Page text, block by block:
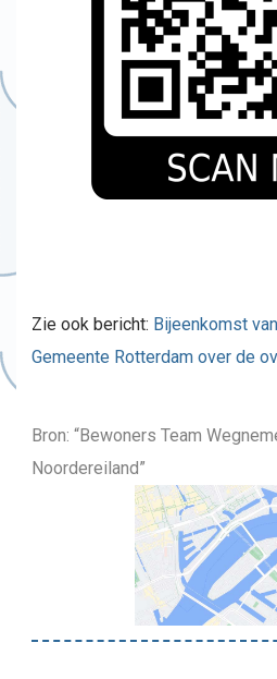
Zie ook bericht: Bijeenkomst
Gemeente Rotterdam over de
Bron: “Bewoners Team
Noordereiland”